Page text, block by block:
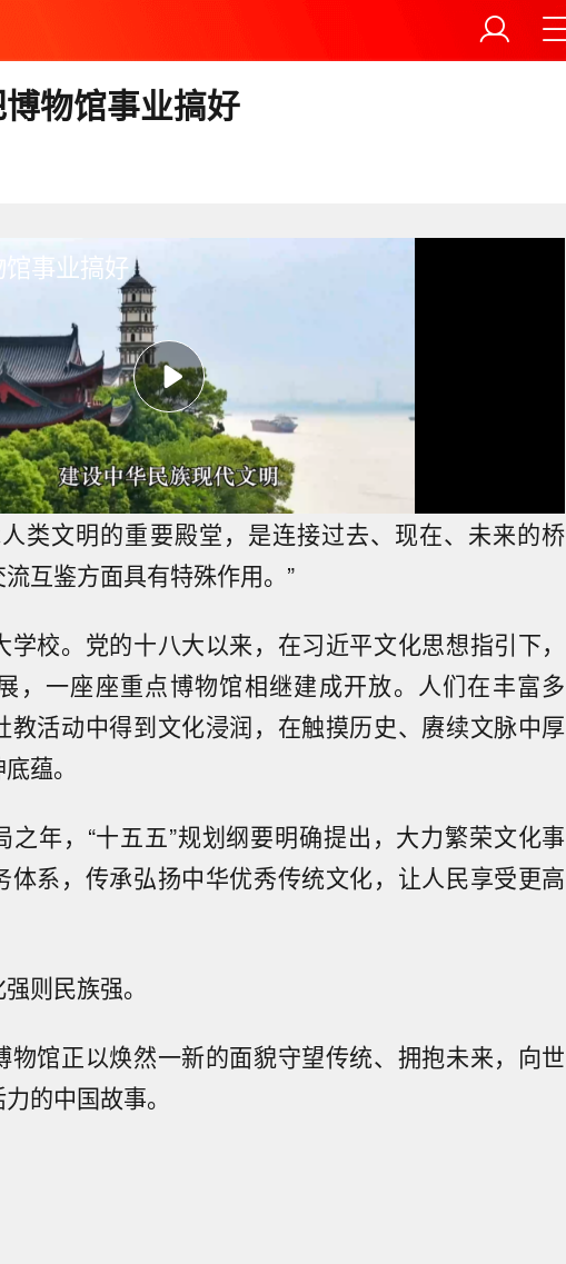
物馆事业搞好
事业搞好
类文明的重要殿堂，是连接过去、现在、未来的桥
互鉴方面具有特殊作用。”
校。党的十八大以来，在习近平文化思想指引下，
，一座座重点博物馆相继建成开放。人们在丰富多
教活动中得到文化浸润，在触摸历史、赓续文脉中厚
蕴。
之年，“十五五”规划纲要明确提出，大力繁荣文化事
体系，传承弘扬中华优秀传统文化，让人民享受更高
则民族强。
物馆正以焕然一新的面貌守望传统、拥抱未来，向世
的中国故事。